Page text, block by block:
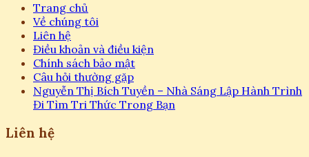
Trang chủ
Về chúng tôi
Liên hệ
Điều khoản và điều kiện
Chính sách bảo mật
Câu hỏi thường gặp
Nguyễn Thị Bích Tuyền – Nhà Sáng Lập Hành Trình
Đi Tìm Tri Thức Trong Bạn
Liên hệ